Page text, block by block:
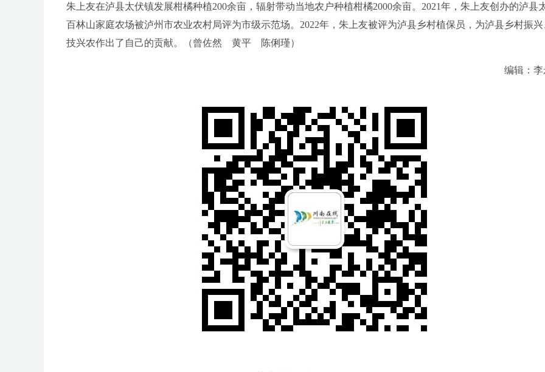
朱上友在泸县太伏镇发展柑橘种植200余亩，辐射带动当地农户种植柑橘2000余亩。2021年，朱上友创办的泸县
百林山家庭农场被泸州市农业农村局评为市级示范场。2022年，朱上友被评为泸县乡村植保员，为泸县乡村振
技兴农作出了自己的贡献。
（曾佐然 黄平 陈俐瑾）
编辑：李